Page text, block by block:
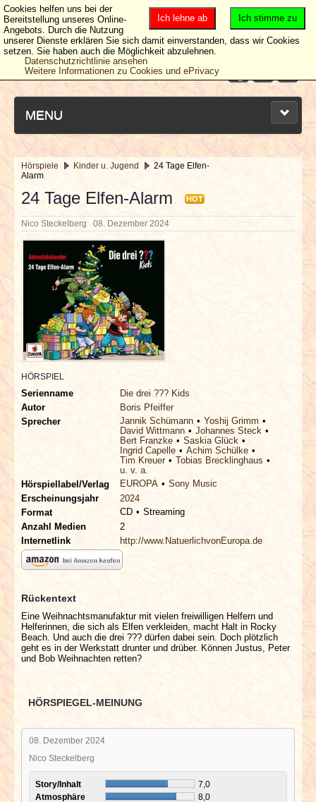
MENU
NEUESTE ARTIKEL
NEWS & DATES
BERICHTE
VERLOSUNGEN
INTERVIEWS
SPECIALS
REDAKTION
Hörspiele Kinder u. Jugend
24 Tage Elfen-
Alarm
24 Tage Elfen-Alarm HOT
Nico Steckelberg 08. Dezember 2024
HÖRSPIEL
Serienname
Die drei ??? Kids
Autor
Boris Pfeiffer
Sprecher
Jannik Schümann
Yoshij Grimm
David Wittmann
Johannes Steck
Bert Franzke
Saskia Glück
Ingrid Capelle
Achim Schülke
Tim Kreuer
Tobias Brecklinghaus
u. v. a.
Hörspiellabel/Verlag
EUROPA
Sony Music
Erscheinungsjahr
2024
Format
CD
Streaming
Anzahl Medien
2
Internetlink
http://www.NatuerlichvonEuropa.de
Rückentext
Eine Weihnachtsmanufaktur mit vielen freiwilligen Helfern und
Helferinnen, die sich als Elfen verkleiden, macht Halt in Rocky
Beach. Und auch die drei ??? dürfen dabei sein. Doch plötzlich
geht es in der Werkstatt drunter und drüber. Können Justus, Peter
und Bob Weihnachten retten?
HÖRSPIEGEL-MEINUNG
08. Dezember 2024
Nico Steckelberg
Story/Inhalt
7,0
Atmosphäre
8,0
Ich stimme zu
Ich lehne ab
Cookies helfen uns bei der
Bereitstellung unseres Online-
Angebots. Durch die Nutzung
unserer Dienste erklären Sie sich damit einverstanden, dass wir Cookies
setzen. Sie haben auch die Möglichkeit abzulehnen.
Datenschutzrichtlinie ansehen
Weitere Informationen zu Cookies und ePrivacy